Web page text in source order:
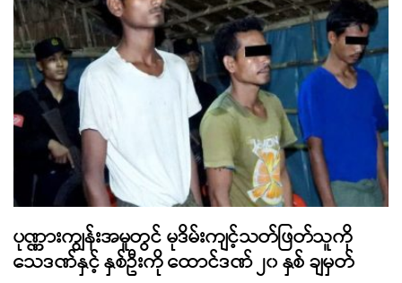
ပုဏ္ဏားကျွန်းအမှုတွင် မုဒိမ်းကျင့်သတ်ဖြတ်သူကို
သေဒဏ်နှင့် နှစ်ဦးကို ထောင်ဒဏ် ၂၀ နှစ် ချမှတ်